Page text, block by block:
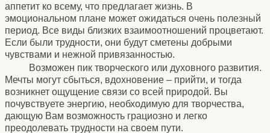
аппетит ко всему, что предлагает жизнь. В
эмоциональном плане может ожидаться очень полезный
период. Все виды близких взаимоотношений процветают.
Если были трудности, они будут сметены добрыми
чувствами и нежной привязанностью.
Возможен пик творческого или духовного развития.
Мечты могут сбыться, вдохновение – прийти, и тогда
возникнет ощущение связи со всей природой. Вы
почувствуете энергию, необходимую для творчества,
дающую Вам возможность грациозно и легко
преодолевать трудности на своем пути.